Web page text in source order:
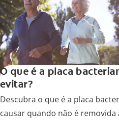
O que é a placa
evitar?
Descubra o que é a placa
causar quando não é